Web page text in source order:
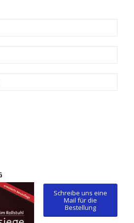
Schreibe uns eine
Mail für die
Bestellung